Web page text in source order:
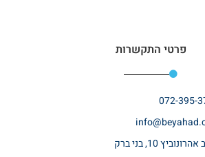
פרטי התקשרות
072-395-
10, בני ברק